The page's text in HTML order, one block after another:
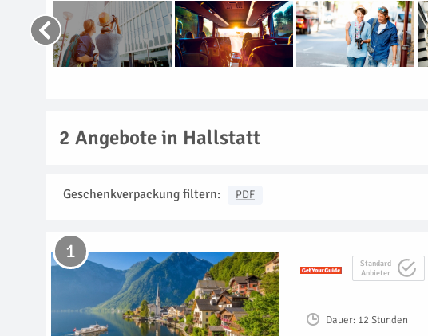
2 Angebote in Hallstatt
Geschenkverpackung filtern: PDF
Standard
Anbieter
1
Dauer: 12 Stunden